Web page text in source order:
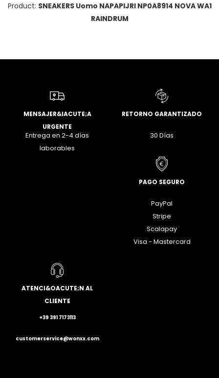
Product: SNEAKERS Uomo NAPAPIJRI NP0A8914 NOVA WA1
RAINDRUM
MENSAJER&IACUTE;A
URGENTE
Entrega en 2-4 días
laborables
RETORNO GARANTIZADO
30 Días
PAGO SEGURO
PayPal
Stripe
Scalapay
Visa - Mastercard
ATENCI&OACUTE;N AL
CLIENTE
+39 391 7173113
customerservice@wonxx.com